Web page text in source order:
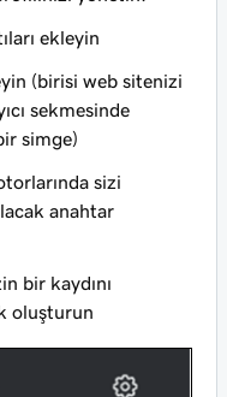
ekleyin
(birisi web sitenizi
sekmesinde
simge)
sizi
anahtar
bir kaydını
oluşturun